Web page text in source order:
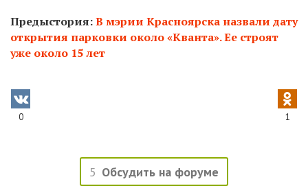
Предыстория:В мэрии Красноярска назвали дату
открытия парковки около «Кванта». Ее строят
уже около 15 лет
0 1
5 Обсудить на форуме